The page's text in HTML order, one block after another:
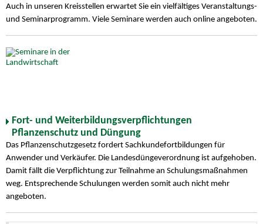
Auch in unseren Kreisstellen erwartet Sie ein vielfältiges Veranstaltungs-
und Seminarprogramm. Viele Seminare werden auch online angeboten.
Fort- und Weiterbildungsverpflichtungen
Pflanzenschutz und Düngung
Das Pflanzenschutzgesetz fordert Sachkundefortbildungen für
Anwender und Verkäufer. Die Landesdüngeverordnung ist aufgehoben.
Damit fällt die Verpflichtung zur Teilnahme an Schulungsmaßnahmen
weg. Entsprechende Schulungen werden somit auch nicht mehr
angeboten.